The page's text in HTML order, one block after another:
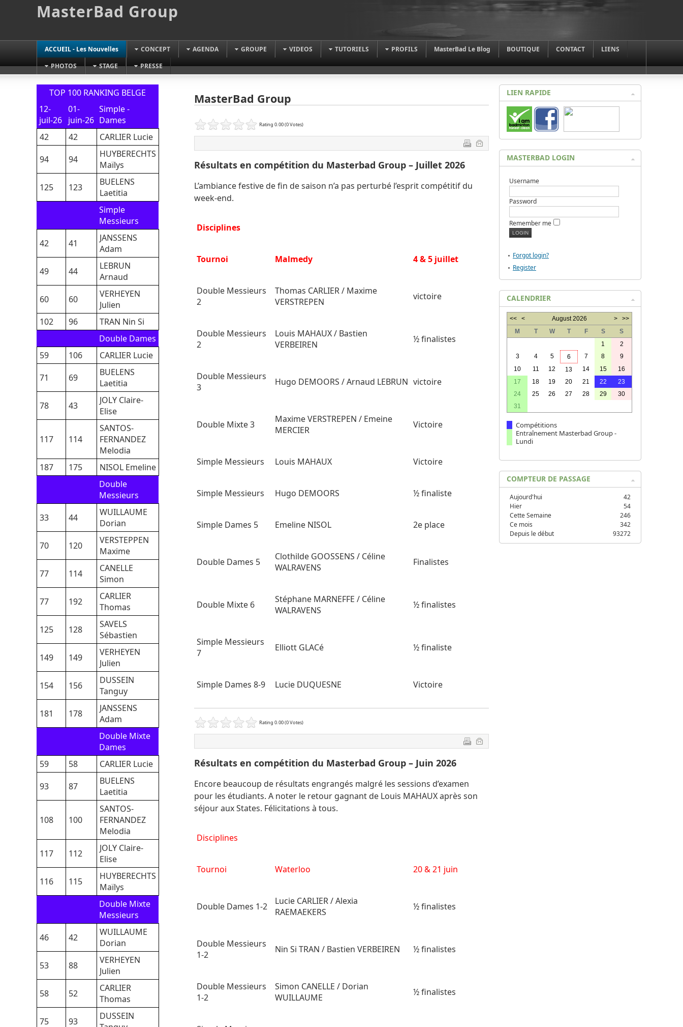
MasterBad Group
ACCUEIL - Les Nouvelles CONCEPT AGENDA GROUPE VIDEOS TUTORIELS PROFILS MasterBad Le Blog BOUTIQUE CONTACT
LIENS
PHOTOS
STAGE PRESSE
MasterBad Group
Rating 0.00 (0 Votes)
Résultats en compétition du Masterbad Group – Juillet 2026
L’ambiance festive de fin de saison n’a pas perturbé l’esprit compétitif du
week-end.
Disciplines
Tournoi Malmedy 4 & 5 juillet
Double Messieurs
2
Thomas CARLIER / Maxime
VERSTREPEN
victoire
Double Messieurs
2
Louis MAHAUX / Bastien
VERBEIREN
½ finalistes
Double Messieurs
3
Hugo DEMOORS / Arnaud LEBRUN victoire
Double Mixte 3
Maxime VERSTREPEN / Emeine
MERCIER
Victoire
Simple Messieurs Louis MAHAUX Victoire
Simple Messieurs Hugo DEMOORS ½ finaliste
Simple Dames 5 Emeline NISOL 2e place
Double Dames 5
Clothilde GOOSSENS / Céline
WALRAVENS
Finalistes
Double Mixte 6
Stéphane MARNEFFE / Céline
WALRAVENS
½ finalistes
Simple Messieurs
7
Elliott GLACé ½ finaliste
Simple Dames 8-9 Lucie DUQUESNE Victoire
Rating 0.00 (0 Votes)
Résultats en compétition du Masterbad Group – Juin 2026
Encore beaucoup de résultats engrangés malgré les sessions d’examen
pour les étudiants. A noter le retour gagnant de Louis MAHAUX après son
séjour aux States. Félicitations à tous.
Disciplines
Tournoi Waterloo 20 & 21 juin
Double Dames 1-2
Lucie CARLIER / Alexia
RAEMAEKERS
½ finalistes
Double Messieurs
1-2
Nin Si TRAN / Bastien VERBEIREN ½ finalistes
Double Messieurs
1-2
Simon CANELLE / Dorian
WUILLAUME
½ finalistes
TOP 100 RANKING BELGE
12-
juil-26
01-
juin-26
Simple -
Dames
42
42
CARLIER Lucie
94
94
HUYBERECHTS
Maïlys
125
123
BUELENS
Laetitia
Simple
Messieurs
42
41
JANSSENS
Adam
49
44
LEBRUN
Arnaud
60
60
VERHEYEN
Julien
102
96
TRAN Nin Si
Double Dames
59
106
CARLIER Lucie
71
69
BUELENS
Laetitia
78
43
JOLY Claire-
Elise
117 114
SANTOS-
FERNANDEZ
Melodia
187
175
NISOL Emeline
Double
Messieurs
33
44
WUILLAUME
Dorian
70
120
VERSTEPPEN
Maxime
77
114
CANELLE
Simon
77
192
CARLIER
Thomas
125
128
SAVELS
Sébastien
149
149
VERHEYEN
Julien
154
156
DUSSEIN
Tanguy
181
178
JANSSENS
Adam
Double Mixte
Dames
59
58
CARLIER Lucie
93
87
BUELENS
Laetitia
108 100
SANTOS-
FERNANDEZ
Melodia
117
112
JOLY Claire-
Elise
116
115
HUYBERECHTS
Maïlys
Double Mixte
Messieurs
46
42
WUILLAUME
Dorian
53
88
VERHEYEN
Julien
58
52
CARLIER
Thomas
75
93
DUSSEIN
LIEN RAPIDE
MASTERBAD LOGIN
Username
Password
Remember me
Forgot login?
Register
CALENDRIER
<<< August 2026 > >>
M
T W T F S
S
1
2
3
4 5 6 7 8
9
10
11 12 13 14 15
16
17
18 19 20 21 22
23
24
25 26 27 28 29
30
31
Compétitions
Entraînement Masterbad Group -
Lundi
COMPTEUR DE PASSAGE
Aujourd'hui
42
Hier
54
Cette Semaine
246
Ce mois
342
Depuis le début
93272